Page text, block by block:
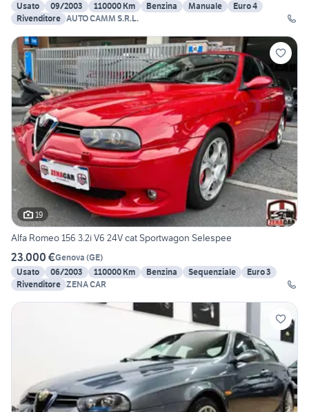
Usato
09/2003 110000 Km Benzina Manuale
Euro 4
Rivenditore AUTO CAMM S.R.L.
19
Alfa Romeo 156 3.2i V6 24V cat Sportwagon Selespee
23.000 €Genova (GE)
Usato
06/2003 110000 Km Benzina Sequenziale
Euro 3
Rivenditore ZENA CAR